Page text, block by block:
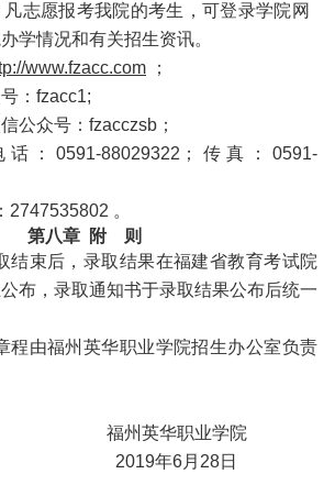
志愿报考我院的考生，可登录学院网
学情况和有关招生资讯。
www.fzacc.com ；
：fzacc1;
公众号：fzacczsb；
：0591-88029322；传真：0591-
2747535802 。
第八章 附 则
束后，录取结果在福建省教育考试院
布，录取通知书于录取结果公布后统一
由福州英华职业学院招生办公室负责
华职业学院
6月28日